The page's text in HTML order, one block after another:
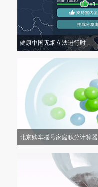
健康中国无烟立法进行时
北京购车摇号家庭积分计算